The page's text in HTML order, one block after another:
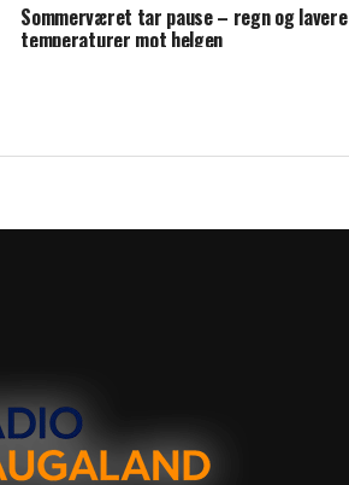
Sommerværet tar pause – regn og lavere
temperaturer mot helgen